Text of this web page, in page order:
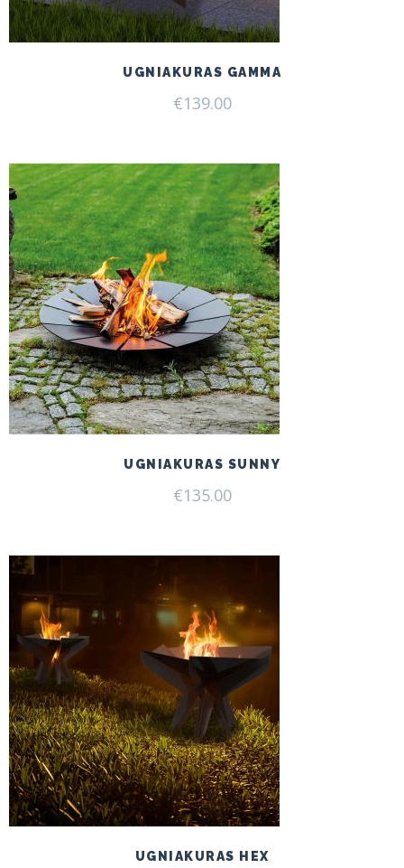
UGNIAKURAS GAMMA
€139.00
UGNIAKURAS SUNNY
€135.00
UGNIAKURAS HEX